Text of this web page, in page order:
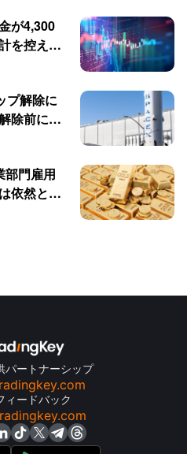
が4,300
を控えAI
プ解除に
除前に
部門雇用
依然とし
パートナーシップ
ィードバック